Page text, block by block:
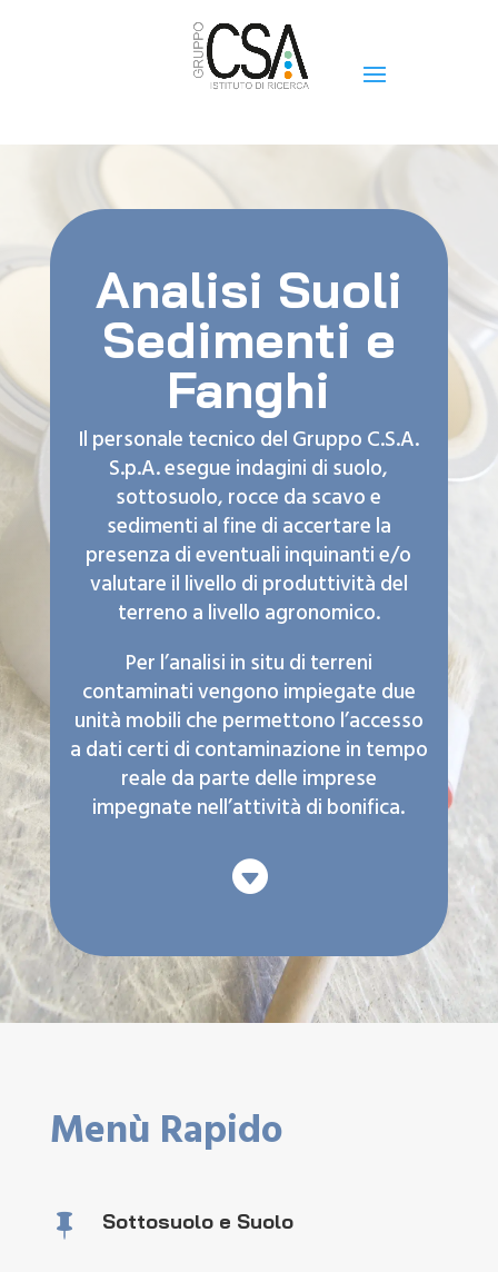
Analisi Suoli
Sedimenti e
Fanghi
Il personale tecnico del Gruppo C.S.A.
S.p.A. esegue indagini di suolo,
sottosuolo, rocce da scavo e
sedimenti al fine di accertare la
presenza di eventuali inquinanti e/o
valutare il livello di produttività del
terreno a livello agronomico.
Per l’analisi in situ di terreni
contaminati vengono impiegate due
unità mobili che permettono l’accesso
a dati certi di contaminazione in tempo
reale da parte delle imprese
impegnate nell’attività di bonifica.

Menù Rapido
 Sottosuolo e Suolo